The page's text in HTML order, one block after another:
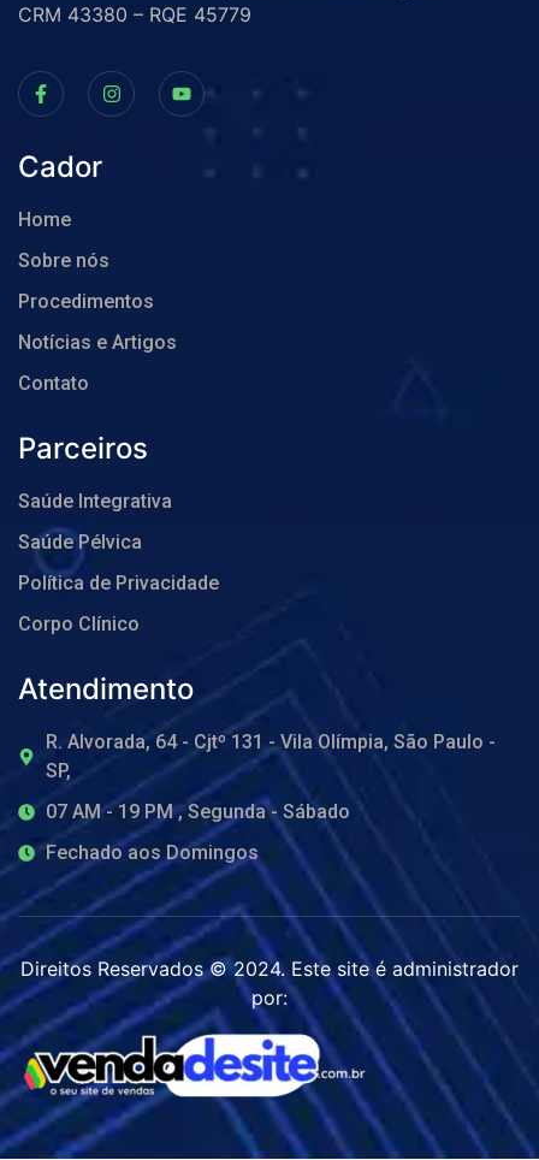
CRM 43380 – RQE 45779
Cador
Home
Sobre nós
Procedimentos
Notícias e Artigos
Contato
Parceiros
Saúde Integrativa
Saúde Pélvica
Política de Privacidade
Corpo Clínico
Atendimento
R. Alvorada, 64 - Cjtº 131 - Vila Olímpia, São Paulo -
SP,
07 AM - 19 PM , Segunda - Sábado
Fechado aos Domingos
Direitos Reservados © 2024. Este site é administrador
por: